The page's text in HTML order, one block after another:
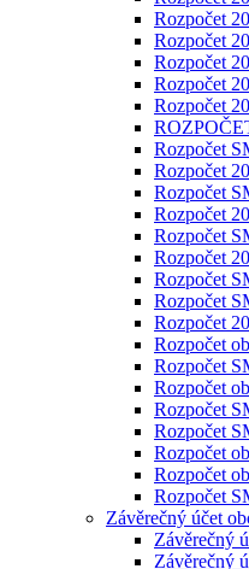
Rozpočet
Rozpočet
Rozpočet
Rozpočet
Rozpočet
Rozpočet
Rozpočet
Rozpočet
Rozpočet
Rozpočet
Rozpočet
Rozpočet
Rozpočet
Rozpočet
Rozpočet
Rozpočet
Rozpočet
Rozpočet
Rozpočet
Rozpočet
Rozpočet
Rozpočet
Závěrečný účet
Závěrečný
Závěrečný